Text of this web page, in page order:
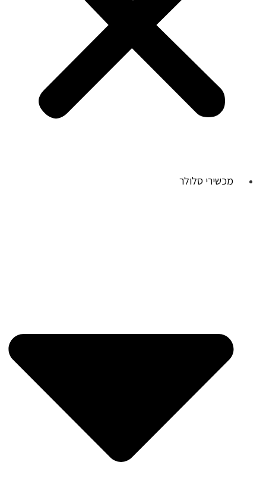
מכשירי סלולר